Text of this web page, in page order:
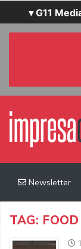
▾ G11
Newsletter
TAG: FOOD